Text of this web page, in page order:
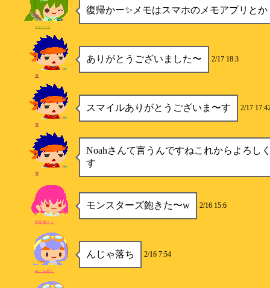
復帰かー✨メモはスマホのメモアプリとか
オリーブ
ありがとうございました〜 2/17 18:3
雪
スマイルありがとうございま〜す 2/17
雪
Noahさんて言うんですねこれからよろし
す
雪
モンスターズ飽きた〜w 2/16 15:6
野良猫ミィ
んじゃ落ち 2/16 7:54
みこち推し